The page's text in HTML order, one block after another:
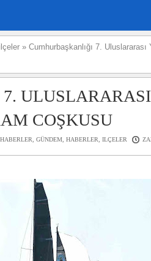
ilçeler » Cumhurbaşkanlığı 7. Uluslararası
COŞKUSU
, GÜNDEM, HABERLER, ILÇELER